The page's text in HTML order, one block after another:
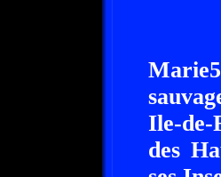
Ile-de-
des